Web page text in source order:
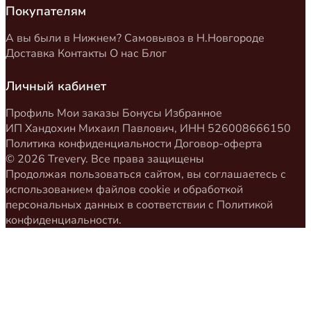
Покупателям
А вы были в Нижнем? Самовывоз в Н.Новгороде
Доставка Контакты О нас Блог
Личный кабинет
Профиль Мои заказы Бонусы Избранное
ИП Хандохин Михаил Павлович, ИНН 526008666150
Политика конфиденциальности Договор-оферта
© 2026 Trevery. Все права защищены
Продолжая пользоваться сайтом, вы соглашаетесь с
использованием файлов cookie и обработкой
персональных данных в соответствии с Политикой
конфиденциальности.